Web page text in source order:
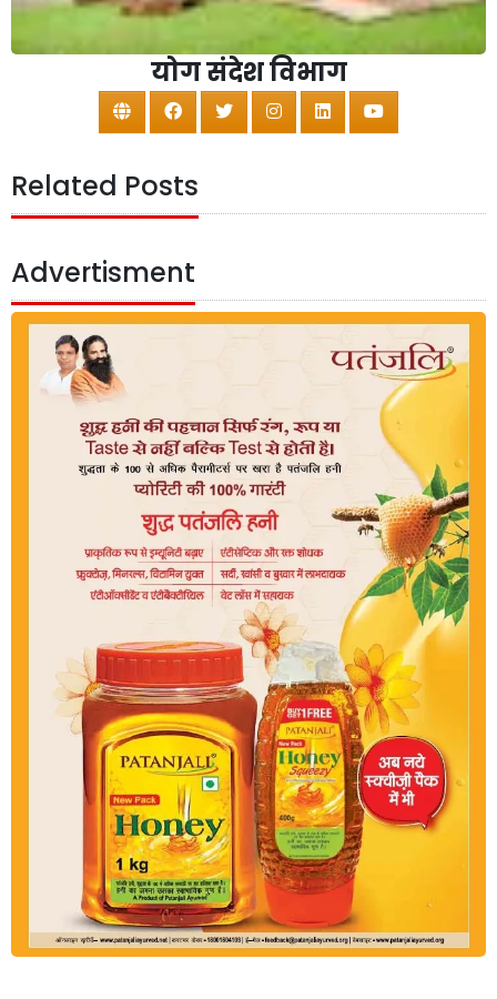
योग संदेश विभाग
Related Posts
Advertisment